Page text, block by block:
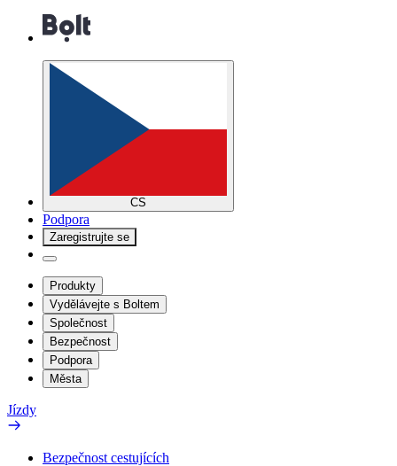
CS
Podpora
Zaregistrujte se
Produkty
Vydělávejte s Boltem
Společnost
Bezpečnost
Podpora
Města
Jízdy
Bezpečnost cestujících